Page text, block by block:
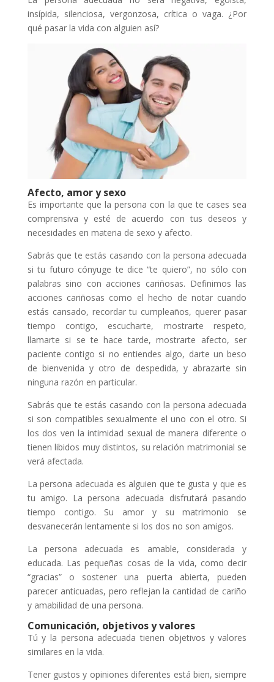
insípida, silenciosa, vergonzosa, crítica o vaga. ¿Por
qué pasar la vida con alguien así?
Afecto, amor y sexo
Es importante que la persona con la que te cases sea
comprensiva y esté de acuerdo con tus deseos y
necesidades en materia de sexo y afecto.
Sabrás que te estás casando con la persona adecuada
si tu futuro cónyuge te dice “te quiero”, no sólo con
palabras sino con acciones cariñosas. Definimos las
acciones cariñosas como el hecho de notar cuando
estás cansado, recordar tu cumpleaños, querer pasar
tiempo contigo, escucharte, mostrarte respeto,
llamarte si se te hace tarde, mostrarte afecto, ser
paciente contigo si no entiendes algo, darte un beso
de bienvenida y otro de despedida, y abrazarte sin
ninguna razón en particular.
Sabrás que te estás casando con la persona adecuada
si son compatibles sexualmente el uno con el otro. Si
los dos ven la intimidad sexual de manera diferente o
tienen libidos muy distintos, su relación matrimonial se
verá afectada.
La persona adecuada es alguien que te gusta y que es
tu amigo. La persona adecuada disfrutará pasando
tiempo contigo. Su amor y su matrimonio se
desvanecerán lentamente si los dos no son amigos.
La persona adecuada es amable, considerada y
educada. Las pequeñas cosas de la vida, como decir
“gracias” o sostener una puerta abierta, pueden
parecer anticuadas, pero reflejan la cantidad de cariño
y amabilidad de una persona.
Comunicación, objetivos y valores
Tú y la persona adecuada tienen objetivos y valores
similares en la vida.
Tener gustos y opiniones diferentes está bien, siempre